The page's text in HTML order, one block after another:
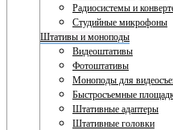
Радиосистемы и
Студийные микрофоны
Штативы и моноподы
Видеоштативы
Фотоштативы
Моноподы для
Быстросъемные
Штативные адаптеры
Штативные головки